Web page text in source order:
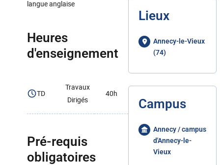
langue anglaise
Heures
d'enseignement
TD
Travaux
Dirigés
40h
Pré-requis
obligatoires
Lieux
Annecy-le-Vieux
(74)
Campus
Annecy / campus
d'Annecy-le-
Vieux